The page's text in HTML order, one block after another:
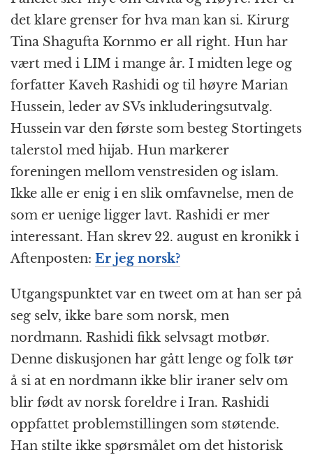
det klare grenser for hva man kan si. Kirurg
Tina Shagufta Kornmo er all right. Hun har
vært med i LIM i mange år. I midten lege og
forfatter Kaveh Rashidi og til høyre Marian
Hussein, leder av SVs inkluderingsutvalg.
Hussein var den første som besteg Stortingets
talerstol med hijab. Hun markerer
foreningen mellom venstresiden og islam.
Ikke alle er enig i en slik omfavnelse, men de
som er uenige ligger lavt. Rashidi er mer
interessant. Han skrev 22. august en kronikk i
Aftenposten: Er jeg norsk?
Utgangspunktet var en tweet om at han ser på
seg selv, ikke bare som norsk, men
nordmann. Rashidi fikk selvsagt motbør.
Denne diskusjonen har gått lenge og folk tør
å si at en nordmann ikke blir iraner selv om
blir født av norsk foreldre i Iran. Rashidi
oppfattet problemstillingen som støtende.
Han stilte ikke spørsmålet om det historisk